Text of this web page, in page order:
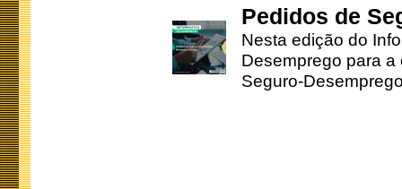
Pedidos de
Nesta edição do
Desemprego para
Seguro-